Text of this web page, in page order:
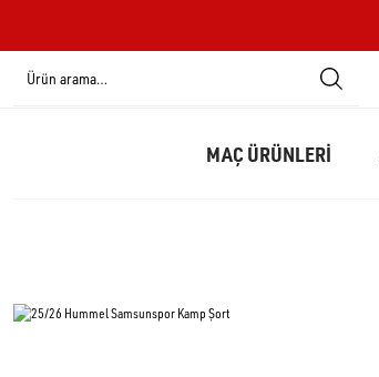
MAÇ ÜRÜNLERİ